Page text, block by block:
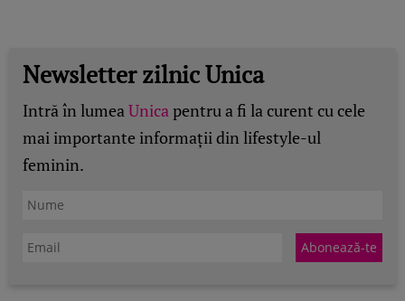
Newsletter zilnic Unica
Intră în lumeaUnicapentru a fi la curent cu cele
mai importante informații din lifestyle-ul
feminin.